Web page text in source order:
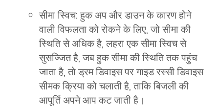
सीमा स्विच: हुक अप और डाउन के कारण होने
वाली विफलता को रोकने के लिए, जो सीमा की
स्थिति से अधिक है, लहरा एक सीमा स्विच से
सुसज्जित है, जब हुक सीमा की स्थिति तक पहुंच
जाता है, तो ड्रम डिवाइस पर गाइड रस्सी डिवाइस
सीमक क्रिया को चलाती है, ताकि बिजली की
आपूर्ति अपने आप कट जाती है।